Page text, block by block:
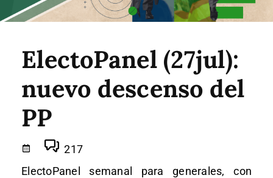
ElectoPanel (27jul):
nuevo descenso del
PP
217
ElectoPanel semanal para generales, con